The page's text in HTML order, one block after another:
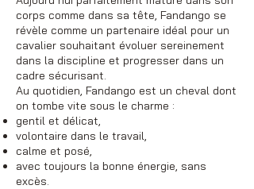
corps comme dans sa tête, Fandango se
révèle comme un partenaire idéal pour un
cavalier souhaitant évoluer sereinement
dans la discipline et progresser dans un
cadre sécurisant.
Au quotidien, Fandango est un cheval dont
on tombe vite sous le charme :
gentil et délicat,
volontaire dans le travail,
calme et posé,
avec toujours la bonne énergie, sans
excès.